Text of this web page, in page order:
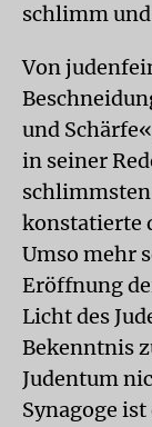
schlimm
Von
und
in seiner
konstatierte
Umso mehr
Eröffnung
Licht des
Bekenntnis
Judentum
Synagoge